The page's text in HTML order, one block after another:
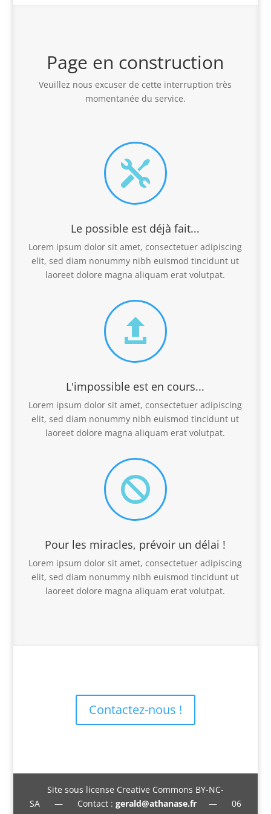
Page en construction
Veuillez nous excuser de cette interruption très
momentanée du service.

Le possible est déjà fait...
Lorem ipsum dolor sit amet, consectetuer adipiscing
elit, sed diam nonummy nibh euismod tincidunt ut
laoreet dolore magna aliquam erat volutpat.

L'impossible est en cours...
Lorem ipsum dolor sit amet, consectetuer adipiscing
elit, sed diam nonummy nibh euismod tincidunt ut
laoreet dolore magna aliquam erat volutpat.

Pour les miracles, prévoir un délai !
Lorem ipsum dolor sit amet, consectetuer adipiscing
elit, sed diam nonummy nibh euismod tincidunt ut
laoreet dolore magna aliquam erat volutpat.
Contactez-nous !
Site sous license Creative Commons BY-NC-
SA — Contact : gerald@athanase.fr— 06